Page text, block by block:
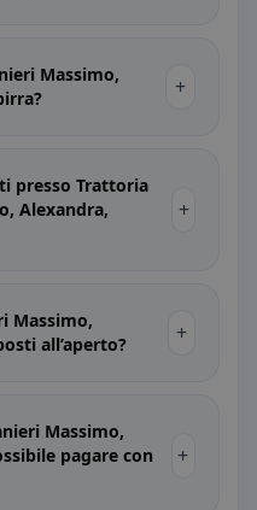
Massimo,
+
presso Trattoria
Alexandra,
+
Massimo,
all’aperto?
+
Massimo,
pagare con
+